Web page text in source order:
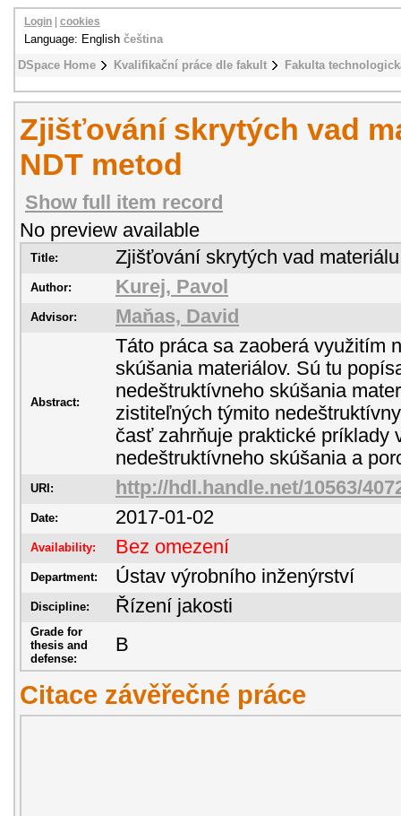
DSpace Home Kvalifikační práce dle fakult Fakulta
Login cookies
Language: English čeština
Zjišťování skrytých vad
NDT metod
Show full item record
No preview available
Title: Zjišťování skrytých vad
Author: Kurej, Pavol
Advisor: Maňas, David
Abstract:
Táto práca sa zaoberá využitím
skúšania materiálov. Sú tu
nedeštruktívneho skúšania
zistiteľných týmito
časť zahrňuje praktické príklady
nedeštruktívneho skúšania a
URI: http://hdl.handle.net/10563/
Date: 2017-01-02
Availability: Bez omezení
Department: Ústav výrobního inženýrství
Discipline: Řízení jakosti
Grade for
thesis and
defense:
B
Citace závěřečné práce